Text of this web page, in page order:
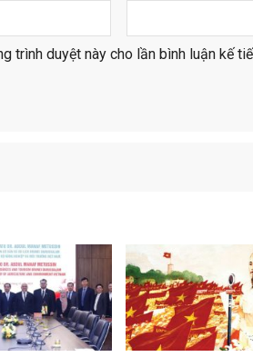
trình duyệt này cho lần bình luận kế